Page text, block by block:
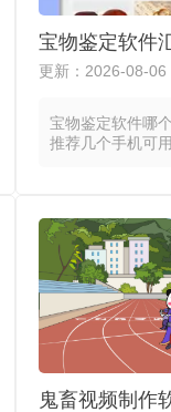
宝物鉴定软件
更新：2026-08-06
宝物鉴定软件哪
推荐几个手机可
库、纹饰库和材
出年代推断、真
价。系统提示用
标记尺寸参考物
数秒至数分钟，
注器型分类、年
品的匹配度，部
提供纹饰解读与
征参数，釉色配
鬼畜视频制作